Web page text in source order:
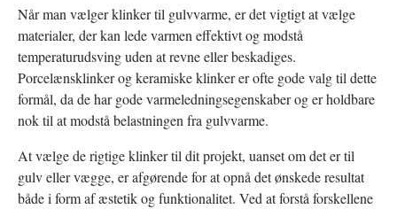
Når man vælger klinker til gulvvarme, er det vigtigt at vælge
materialer, der kan lede varmen effektivt og modstå
temperaturudsving uden at revne eller beskadiges.
Porcelænsklinker og keramiske klinker er ofte gode valg til dette
formål, da de har gode varmeledningsegenskaber og er holdbare
nok til at modstå belastningen fra gulvvarme.
At vælge de rigtige klinker til dit projekt, uanset om det er til
gulv eller vægge, er afgørende for at opnå det ønskede resultat
både i form af æstetik og funktionalitet. Ved at forstå forskellene